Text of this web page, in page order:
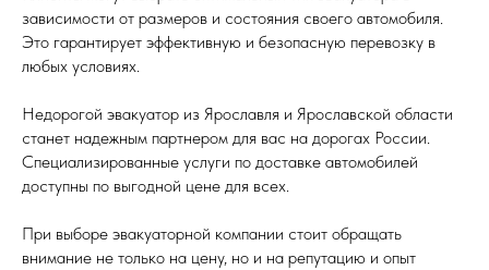
зависимости от размеров и состояния своего автомобиля.
Это гарантирует эффективную и безопасную перевозку в
любых условиях.
Недорогой эвакуатор из Ярославля и Ярославской области
станет надежным партнером для вас на дорогах России.
Специализированные услуги по доставке автомобилей
доступны по выгодной цене для всех.
При выборе эвакуаторной компании стоит обращать
внимание не только на цену, но и на репутацию и опыт